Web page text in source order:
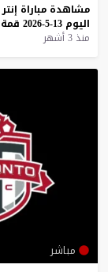
مشاهدة مباراة إنتر
اليوم 13-5-2026 قمة
منذ 3 أشهر
مباشر